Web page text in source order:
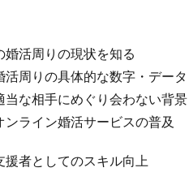
婚活周りの現状を知る
周りの具体的な数字・データ
相手にめぐり会わない背景
ライン婚活サービスの普及
援者としてのスキル向上